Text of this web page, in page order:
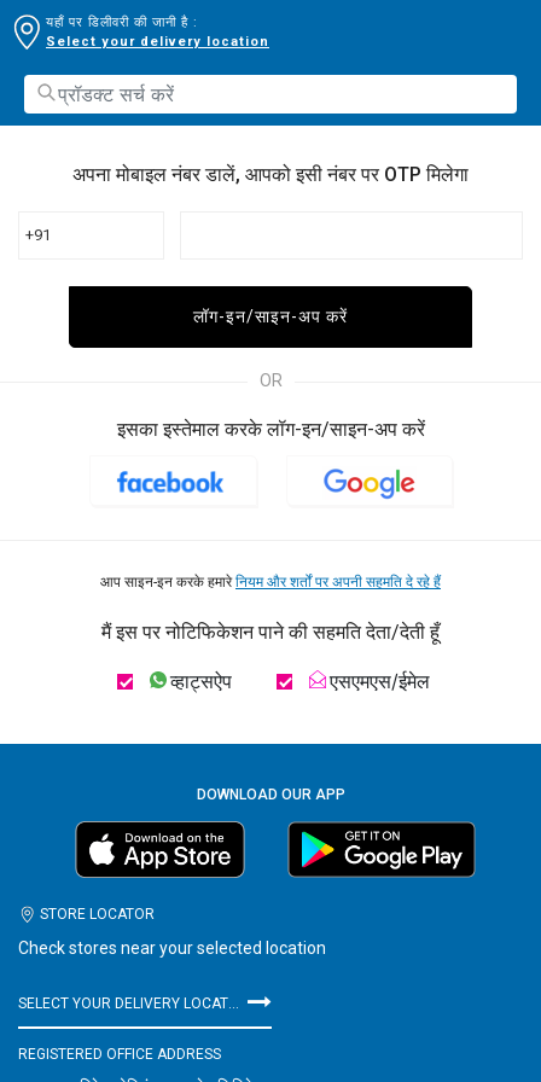
यहाँ पर डिलीवरी की जानी है :
Select your delivery location
अपना मोबाइल नंबर डालें, आपको इसी नंबर पर OTP मिलेगा
+91
लॉग-इन/साइन-अप करें
OR
इसका इस्तेमाल करके लॉग-इन/साइन-अप करें
आप साइन-इन करके हमारेनियम और शर्तों पर अपनी सहमति दे रहे हैं
मैं इस पर नोटिफिकेशन पाने की सहमति देता/देती हूँ
व्हाट्सऐप एसएमएस/ईमेल
DOWNLOAD OUR APP
STORE LOCATOR
Check stores near your selected location
SELECT YOUR DELIVERY LOCATION
REGISTERED OFFICE ADDRESS